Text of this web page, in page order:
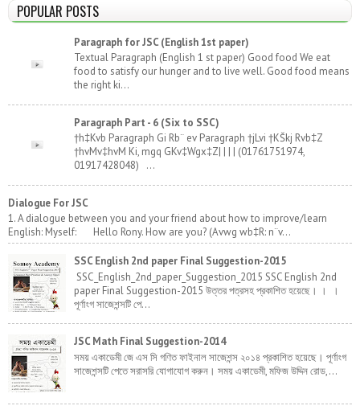
POPULAR POSTS
Paragraph for JSC (English 1st paper)
Textual Paragraph (English 1 st paper) Good food We eat
food to satisfy our hunger and to live well. Good food means
the right ki...
Paragraph Part - 6 (Six to SSC)
†h‡Kvb Paragraph Gi Rb¨ ev Paragraph †jLvi †KŠkj Rvb‡Z
†hvMv‡hvM Ki, mgq GKv‡Wgx‡Z| | | | (01761751974,
01917428048) ...
Dialogue For JSC
1. A dialogue between you and your friend about how to improve/learn
English: Myself: Hello Rony. How are you? (Avwg wb‡R: n¨v...
SSC English 2nd paper Final Suggestion-2015
SSC_English_2nd_paper_Suggestion_2015 SSC English 2nd
paper Final Suggestion-2015 উত্তর পত্রসহ প্রকাশিত হয়েছে। । ।
পূর্ণাংগ সাজেশন্সটি পে...
JSC Math Final Suggestion-2014
সময় একাডেমী জে এস সি গণিত ফাইনাল সাজেশন্স ২০১৪ প্রকাশিত হয়েছে। পূর্ণাংগ
সাজেশন্সটি পেতে সরাসরি যোগাযোগ করুন। সময় একাডেমী, মফিজ উদ্দিন রোড,...